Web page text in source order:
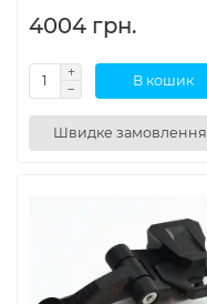
4004 грн.
В кошик
Швидке замовлення